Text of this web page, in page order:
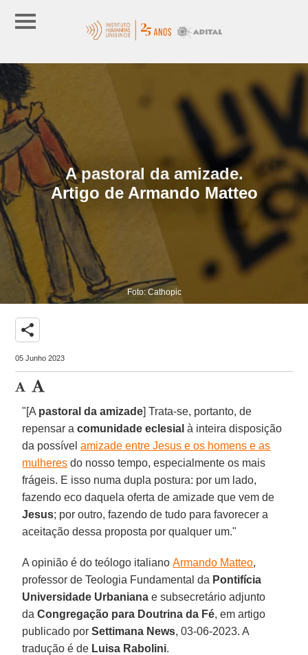
A pastoral da amizade.
Artigo de Armando Matteo
Foto: Cathopic
share
05 Junho 2023
"[A pastoral da amizade] Trata-se, portanto, de
repensar a comunidade eclesial à inteira disposição
da possívelamizade entre Jesus e os homens e as
mulheres do nosso tempo, especialmente os mais
frágeis. E isso numa dupla postura: por um lado,
fazendo eco daquela oferta de amizade que vem de
Jesus; por outro, fazendo de tudo para favorecer a
aceitação dessa proposta por qualquer um."
A opinião é do teólogo italianoArmando Matteo,
professor de Teologia Fundamental da Pontifícia
Universidade Urbanianae subsecretário adjunto
daCongregação para Doutrina da Fé, em artigo
publicado porSettimana News, 03-06-2023. A
tradução é de Luisa Rabolini.